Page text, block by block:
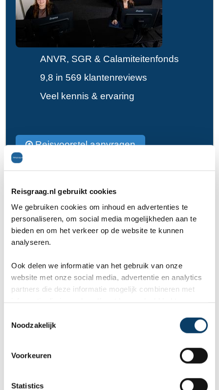
Reisgraag.nl gebruikt cookies
We gebruiken cookies om inhoud en advertenties te
personaliseren, om social media mogelijkheden aan te
bieden en om het verkeer op de website te kunnen
analyseren.
Ook delen we informatie van het gebruik van onze
website met onze social media, advertentie en analytics
partners die deze informatie mogelijk combineren met
Noodzakelijk
Voorkeuren
Statistics
ANVR, SGR & Calamiteitenfonds
9,8 in 569 klantenreviews
Veel kennis & ervaring
Reisvoorstel aanvragen
Waar kun je paardrijden
Het beste gebied voor paardrijden is op de
Centraal Mongoolse vlaktes en Khentii en de
Orkhonvallei maar omdat paardrijden echt een
onderdeel is van het nomadenbestaan in
mogelijkheden tussen een trektocht van een paar
dagen tot zelfs 10 daagse reizen per paard.